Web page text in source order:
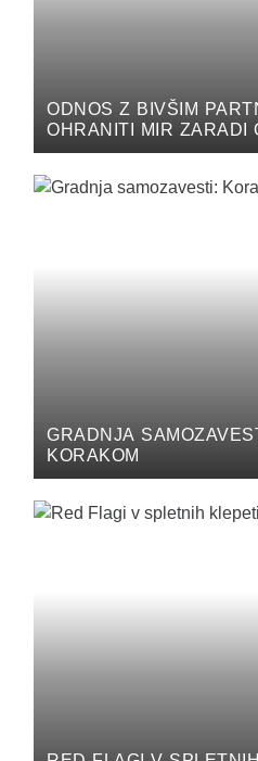
ODNOS Z BIVŠIM
OHRANITI MIR ZARADI
GRADNJA
KORAKOM